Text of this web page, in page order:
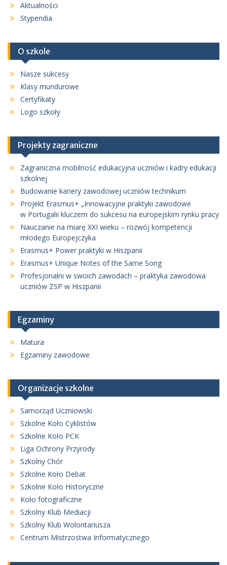
Aktualności
Stypendia
O szkole
Nasze sukcesy
Klasy mundurowe
Certyfikaty
Logo szkoły
Projekty zagraniczne
Zagraniczna mobilność edukacyjna uczniów i kadry edukacji
szkolnej
Budowanie kariery zawodowej uczniów technikum
Projekt Erasmus+ „Innowacyjne praktyki zawodowe
w Portugalii kluczem do sukcesu na europejskim rynku pracy
Nauczanie na miarę XXI wieku – rozwój kompetencji
młodego Europejczyka
Erasmus+ Power praktyki w Hiszpanii
Erasmus+ Unique Notes of the Same Song
Profesjonalni w swoich zawodach – praktyka zawodowa
uczniów ZSP w Hiszpanii
Egzaminy
Matura
Egzaminy zawodowe
Organizacje szkolne
Samorząd Uczniowski
Szkolne Koło Cyklistów
Szkolne Koło PCK
Liga Ochrony Przyrody
Szkolny Chór
Szkolne Koło Debat
Szkolne Koło Historyczne
Koło fotograficzne
Szkolny Klub Mediacji
Szkolny Klub Wolontariusza
Centrum Mistrzostwa Informatycznego